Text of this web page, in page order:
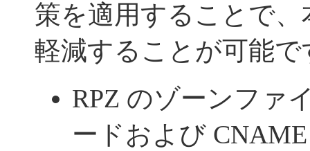
策を適用することで
軽減することが可能で
RPZ のゾーンファ
ードおよび